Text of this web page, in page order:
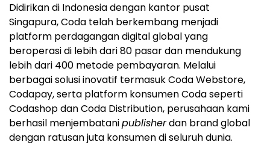
Didirikan di Indonesia dengan kantor pusat
Singapura, Coda telah berkembang menjadi
platform perdagangan digital global yang
beroperasi di lebih dari 80 pasar dan mendukung
lebih dari 400 metode pembayaran. Melalui
berbagai solusi inovatif termasuk Coda Webstore,
Codapay, serta platform konsumen Coda seperti
Codashop dan Coda Distribution, perusahaan kami
berhasil menjembatanipublisherdan brand global
dengan ratusan juta konsumen di seluruh dunia.